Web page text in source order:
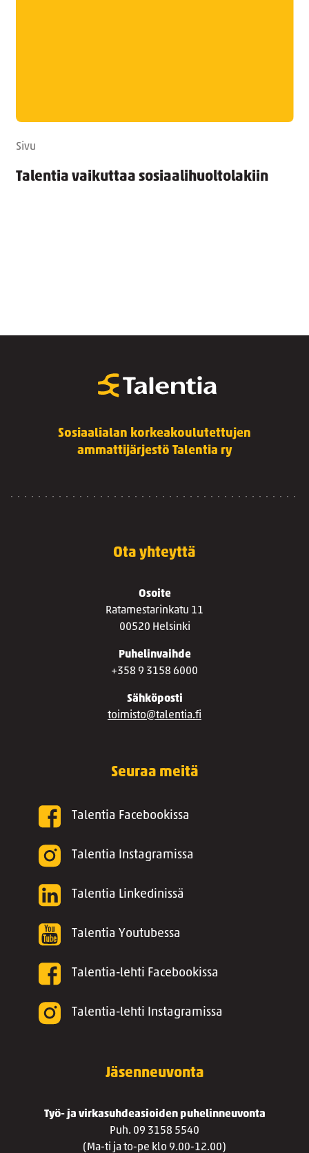
Sivu
Talentia vaikuttaa sosiaalihuoltolakiin
Sosiaalialan korkeakoulutettujen
ammattijärjestö Talentia ry
Ota yhteyttä
Osoite
Ratamestarinkatu 11
00520 Helsinki
Puhelinvaihde
+358 9 3158 6000
Sähköposti
toimisto@talentia.fi
Seuraa meitä
Talentia Facebookissa
Talentia Instagramissa
Talentia Linkedinissä
Talentia Youtubessa
Talentia-lehti Facebookissa
Talentia-lehti Instagramissa
Jäsenneuvonta
Työ- ja virkasuhdeasioiden puhelinneuvonta
Puh. 09 3158 5540
(Ma-ti ja to-pe klo 9.00-12.00)